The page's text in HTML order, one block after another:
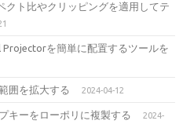
クト比やクリッピングを適用してテ
Projectorを簡単に配置するツールを
囲を拡大する 2024-04-12
キーをローポリに複製する
2024-